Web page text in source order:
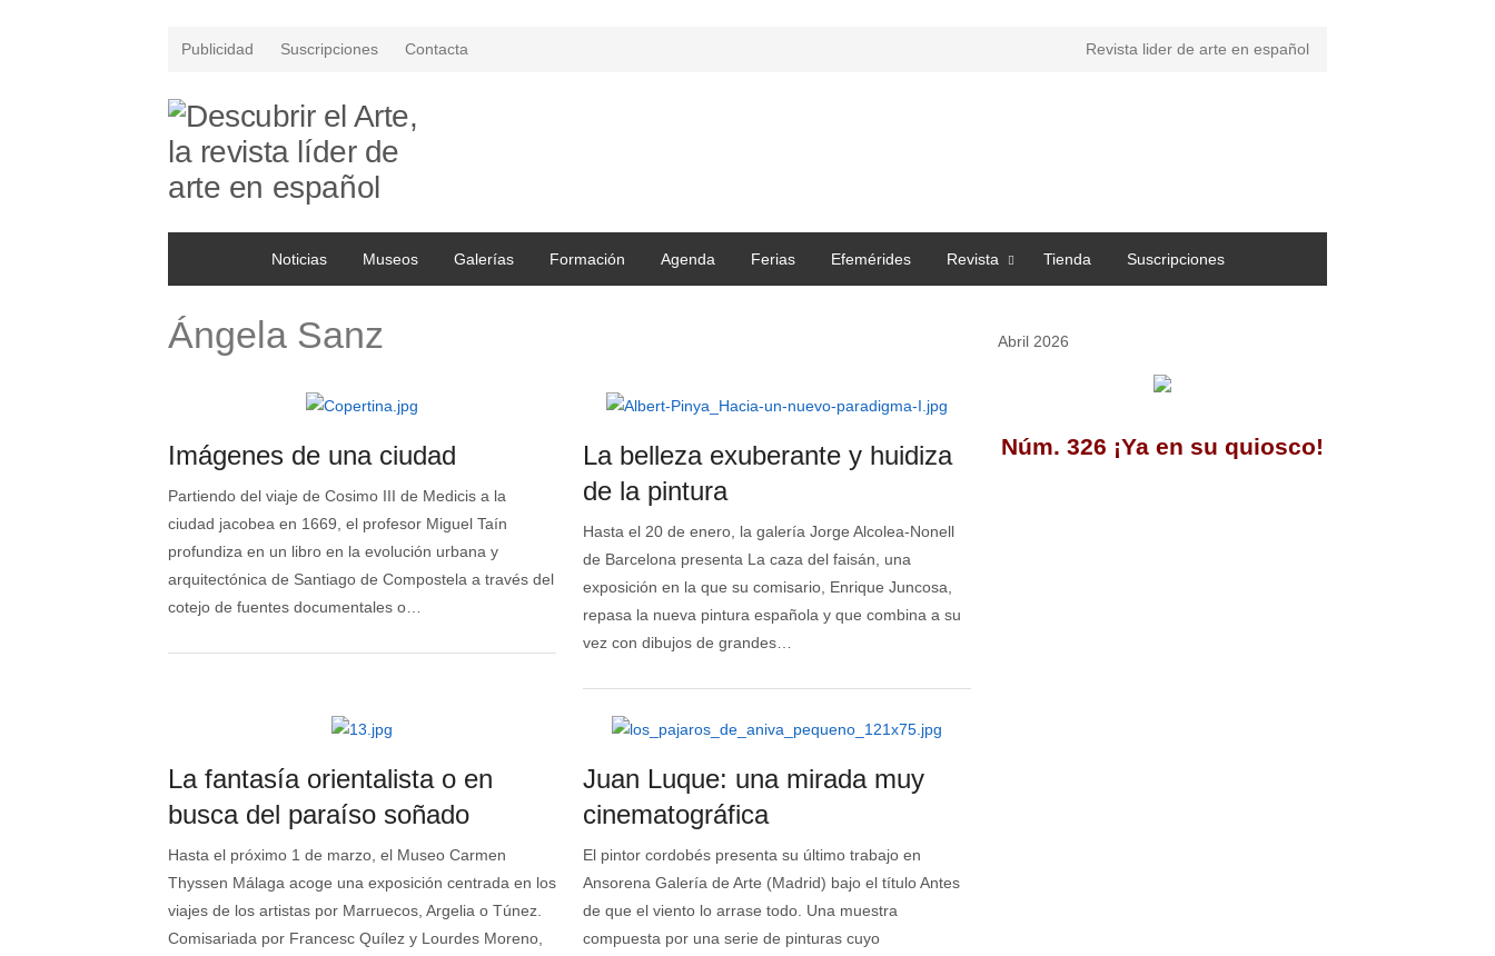
Publicidad Suscripciones Contacta Revista lider de arte en español
Noticias Museos Galerías Formación Agenda Ferias Efemérides Revista Tienda Suscripciones
Ángela Sanz
Imágenes de una ciudad
Partiendo del viaje de Cosimo III de Medicis a la
ciudad jacobea en 1669, el profesor Miguel Taín
profundiza en un libro en la evolución urbana y
arquitectónica de Santiago de Compostela a través del
cotejo de fuentes documentales o…
La belleza exuberante y huidiza
de la pintura
Hasta el 20 de enero, la galería Jorge Alcolea-Nonell
de Barcelona presenta La caza del faisán, una
exposición en la que su comisario, Enrique Juncosa,
repasa la nueva pintura española y que combina a su
vez con dibujos de grandes…
La fantasía orientalista o en
busca del paraíso soñado
Hasta el próximo 1 de marzo, el Museo Carmen
Thyssen Málaga acoge una exposición centrada en los
viajes de los artistas por Marruecos, Argelia o Túnez.
Comisariada por Francesc Quílez y Lourdes Moreno,
Juan Luque: una mirada muy
cinematográfica
El pintor cordobés presenta su último trabajo en
Ansorena Galería de Arte (Madrid) bajo el título Antes
de que el viento lo arrase todo. Una muestra
compuesta por una serie de pinturas cuyo
Abril 2026
Núm. 326 ¡Ya en su quiosco!